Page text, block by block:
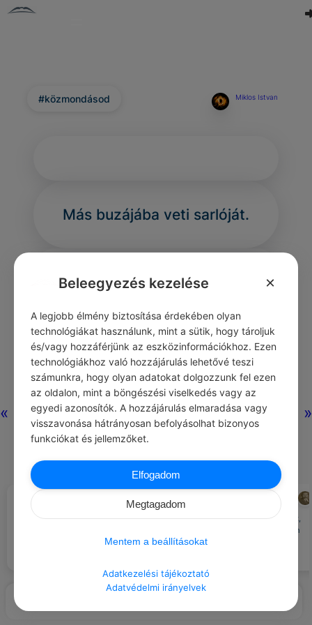
« »
#közmondásod Miklos Istvan
Más buzájába veti sarlóját.
Nincs még
hozzászólás.
#JÓ TANÁCS
A szerelem segít abban hogy
MÓRICZ ZSIGMOND
Senki se vette észre, hogy eltűnt,
mint azt sem, hogy ott volt, sem
Beleegyezés kezelése ×
A legjobb élmény biztosítása érdekében olyan
technológiákat használunk, mint a sütik, hogy tároljuk
és/vagy hozzáférjünk az eszközinformációkhoz. Ezen
technológiákhoz való hozzájárulás lehetővé teszi
számunkra, hogy olyan adatokat dolgozzunk fel ezen
az oldalon, mint a böngészési viselkedés vagy az
egyedi azonosítók. A hozzájárulás elmaradása vagy
visszavonása hátrányosan befolyásolhat bizonyos
funkciókat és jellemzőket.
Elfogadom
Megtagadom
Mentem a beállításokat
Adatkezelési tájékoztató
Adatvédelmi irányelvek